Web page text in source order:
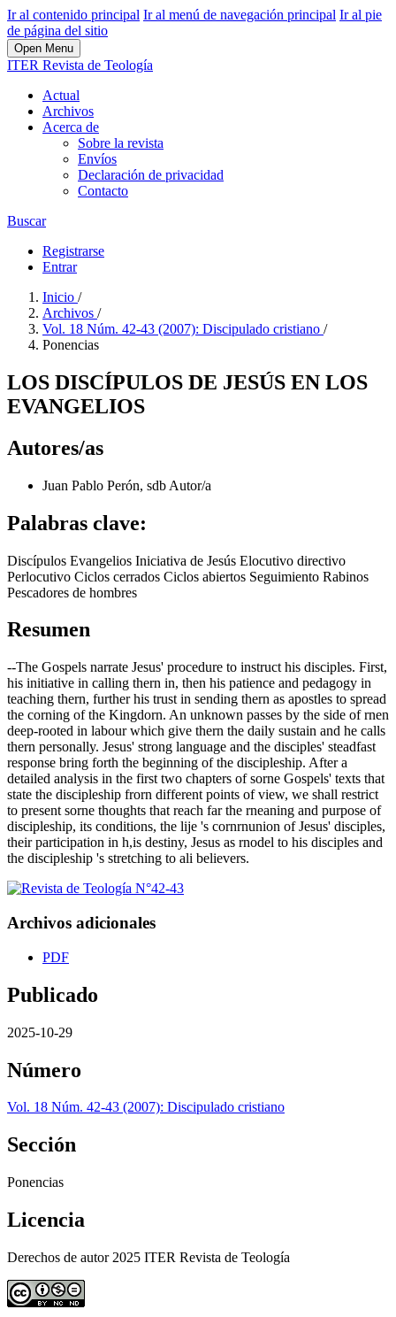
Ir al contenido principal Ir al menú de navegación principal Ir al pie
de página del sitio
Open Menu
ITER Revista de Teología
Actual
Archivos
Acerca de
Sobre la revista
Envíos
Declaración de privacidad
Contacto
Buscar
Registrarse
Entrar
Inicio /
Archivos /
Vol. 18 Núm. 42-43 (2007): Discipulado cristiano /
Ponencias
LOS DISCÍPULOS DE JESÚS EN LOS
EVANGELIOS
Autores/as
Juan Pablo Perón, sdb Autor/a
Palabras clave:
Discípulos Evangelios Iniciativa de Jesús Elocutivo directivo
Perlocutivo Ciclos cerrados Ciclos abiertos Seguimiento Rabinos
Pescadores de hombres
Resumen
--The Gospels narrate Jesus' procedure to instruct his disciples. First,
his initiative in calling thern in, then his patience and pedagogy in
teaching thern, further his trust in sending thern as apostles to spread
the corning of the Kingdorn. An unknown passes by the side of rnen
deep-rooted in labour which give thern the daily sustain and he calls
thern personally. Jesus' strong language and the disciples' steadfast
response bring forth the beginning of the discipleship. After a
detailed analysis in the first two chapters of sorne Gospels' texts that
state the discipleship frorn different points of view, we shall restrict
to present sorne thoughts that reach far the rneaning and purpose of
discipleship, its conditions, the lije 's cornrnunion of Jesus' disciples,
their participation in h,is destiny, Jesus as rnodel to his disciples and
the discipleship 's stretching to ali believers.
Archivos adicionales
PDF
Publicado
2025-10-29
Número
Vol. 18 Núm. 42-43 (2007): Discipulado cristiano
Sección
Ponencias
Licencia
Derechos de autor 2025 ITER Revista de Teología